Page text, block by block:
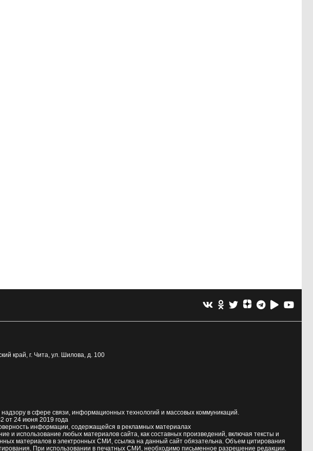
край, г. Чита, ул. Шилова, д. 100
в сфере связи, информационных технологий и массовых коммуникаций.
от 24 июня 2019 года
информации, содержащейся в рекламных материалах
и использование любых материалов сайта, как составных произведений, включая тексты и
материалов в электронных СМИ, ссылка на данный сайт обязательна. Объем цитирования
При использовании в печатных СМИ, необходимо письменное разрешение редакции.